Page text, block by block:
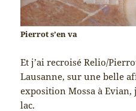
Pierrot s’en va
Et j’ai recroisé Relio/
Lausanne, sur une belle
exposition Mossa à Evian,
lac.